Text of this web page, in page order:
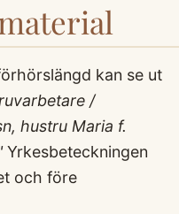
kan se ut
/
hustru Maria f.
Yrkesbeteckningen
och före